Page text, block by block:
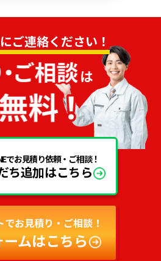
ご連絡ください！
でお見積り依頼・ご相談！
ち追加はこちら
でお見積り・ご相談！
ムはこちら